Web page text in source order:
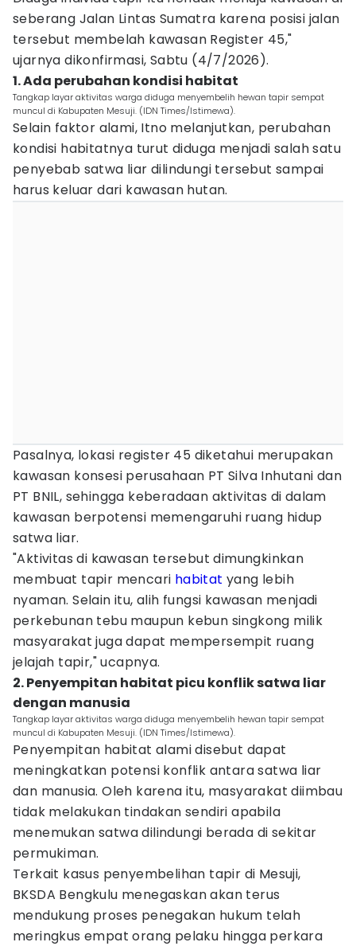
seberang Jalan Lintas Sumatra karena posisi jalan
tersebut membelah kawasan Register 45,"
ujarnya dikonfirmasi, Sabtu (4/7/2026).
1. Ada perubahan kondisi habitat
Tangkap layar aktivitas warga diduga menyembelih hewan tapir sempat
muncul di Kabupaten Mesuji. (IDN Times/Istimewa).
Selain faktor alami, Itno melanjutkan, perubahan
kondisi habitatnya turut diduga menjadi salah satu
penyebab satwa liar dilindungi tersebut sampai
harus keluar dari kawasan hutan.
Pasalnya, lokasi register 45 diketahui merupakan
kawasan konsesi perusahaan PT Silva Inhutani dan
PT BNIL, sehingga keberadaan aktivitas di dalam
kawasan berpotensi memengaruhi ruang hidup
satwa liar.
"Aktivitas di kawasan tersebut dimungkinkan
membuat tapir mencari habitat yang lebih
nyaman. Selain itu, alih fungsi kawasan menjadi
perkebunan tebu maupun kebun singkong milik
masyarakat juga dapat mempersempit ruang
jelajah tapir," ucapnya.
2. Penyempitan habitat picu konflik satwa liar
dengan manusia
Tangkap layar aktivitas warga diduga menyembelih hewan tapir sempat
muncul di Kabupaten Mesuji. (IDN Times/Istimewa).
Penyempitan habitat alami disebut dapat
meningkatkan potensi konflik antara satwa liar
dan manusia. Oleh karena itu, masyarakat diimbau
tidak melakukan tindakan sendiri apabila
menemukan satwa dilindungi berada di sekitar
permukiman.
Terkait kasus penyembelihan tapir di Mesuji,
BKSDA Bengkulu menegaskan akan terus
mendukung proses penegakan hukum telah
meringkus empat orang pelaku hingga perkara